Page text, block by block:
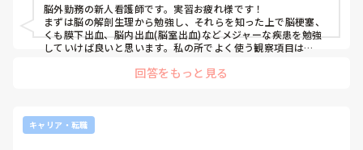
脳外勤務の新人看護師です。実習お疲れ様です！
まずは脳の解剖生理から勉強し、それらを知った上で脳梗塞、
くも膜下出血、脳内出血(脳室出血)などメジャーな疾患を勉強
していけば良いと思います。私の所でよく使う観察項目は
きましょう。簡単なことしか伝えられずにすみません、私もま
回答をもっと見る
キャリア・転職